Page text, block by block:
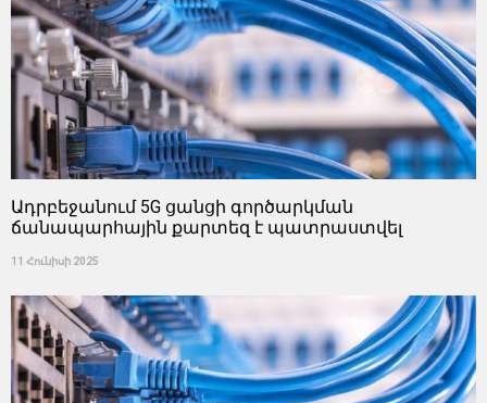
Ադրբեջանում 5G ցանցի գործարկման
ճանապարհային քարտեզ է պատրաստվել
11 Հունիսի 2025